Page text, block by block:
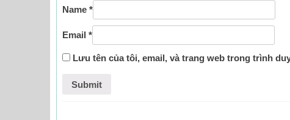
Name *
Email *
Lưu tên của tôi, email, và trang web trong trình